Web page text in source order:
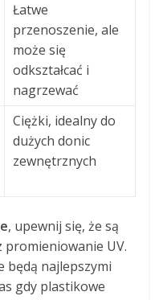
Łatwe
przenoszenie, ale
może się
odkształcać i
nagrzewać
Ciężki, idealny do
dużych donic
zewnętrznych
, upewnij się, że są
UV.
będą najlepszymi
gdy plastikowe